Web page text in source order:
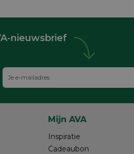
nieuwsbrief
Mijn AVA
Inspiratie
Cadeaubon